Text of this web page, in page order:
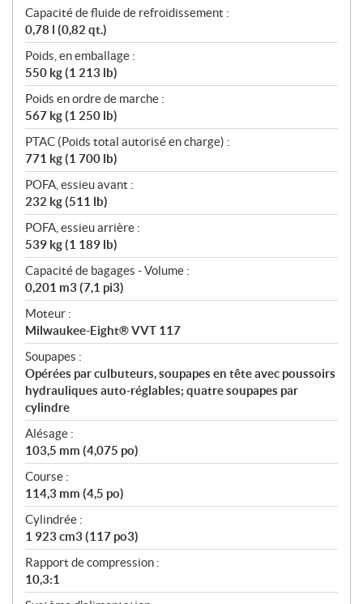
Capacité de fluide de refroidissement :
0,78 l (0,82 qt.)
Poids, en emballage :
550 kg (1 213 lb)
Poids en ordre de marche :
567 kg (1 250 lb)
PTAC (Poids total autorisé en charge) :
771 kg (1 700 lb)
POFA, essieu avant :
232 kg (511 lb)
POFA, essieu arrière :
539 kg (1 189 lb)
Capacité de bagages - Volume :
0,201 m3 (7,1 pi3)
Moteur :
Milwaukee-Eight® VVT 117
Soupapes :
Opérées par culbuteurs, soupapes en tête avec poussoirs
hydrauliques auto-réglables; quatre soupapes par
cylindre
Alésage :
103,5 mm (4,075 po)
Course :
114,3 mm (4,5 po)
Cylindrée :
1 923 cm3 (117 po3)
Rapport de compression :
10,3:1